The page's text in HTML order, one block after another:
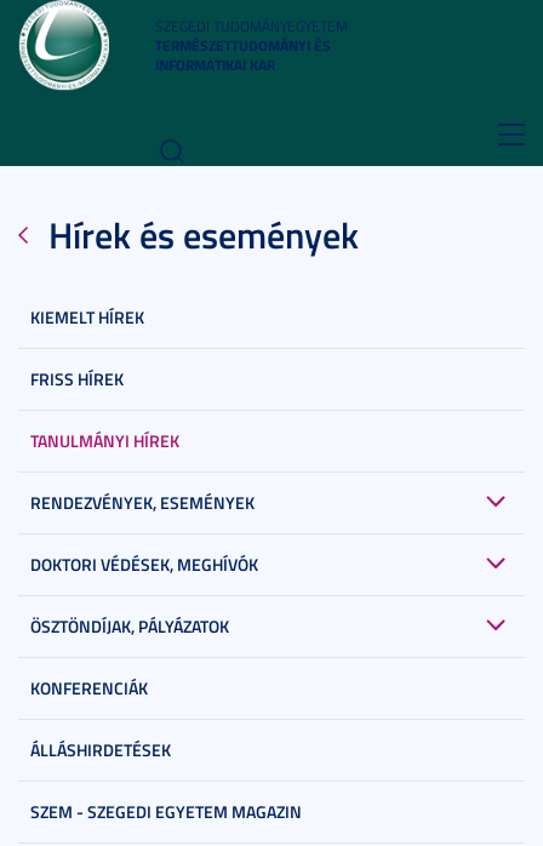
SZEGEDI TUDOMÁNYEGYETEM
TERMÉSZETTUDOMÁNYI ÉS
INFORMATIKAI KAR
Hírek és események
KIEMELT HÍREK
FRISS HÍREK
TANULMÁNYI HÍREK
RENDEZVÉNYEK, ESEMÉNYEK
DOKTORI VÉDÉSEK, MEGHÍVÓK
ÖSZTÖNDÍJAK, PÁLYÁZATOK
KONFERENCIÁK
ÁLLÁSHIRDETÉSEK
SZEM - SZEGEDI EGYETEM MAGAZIN